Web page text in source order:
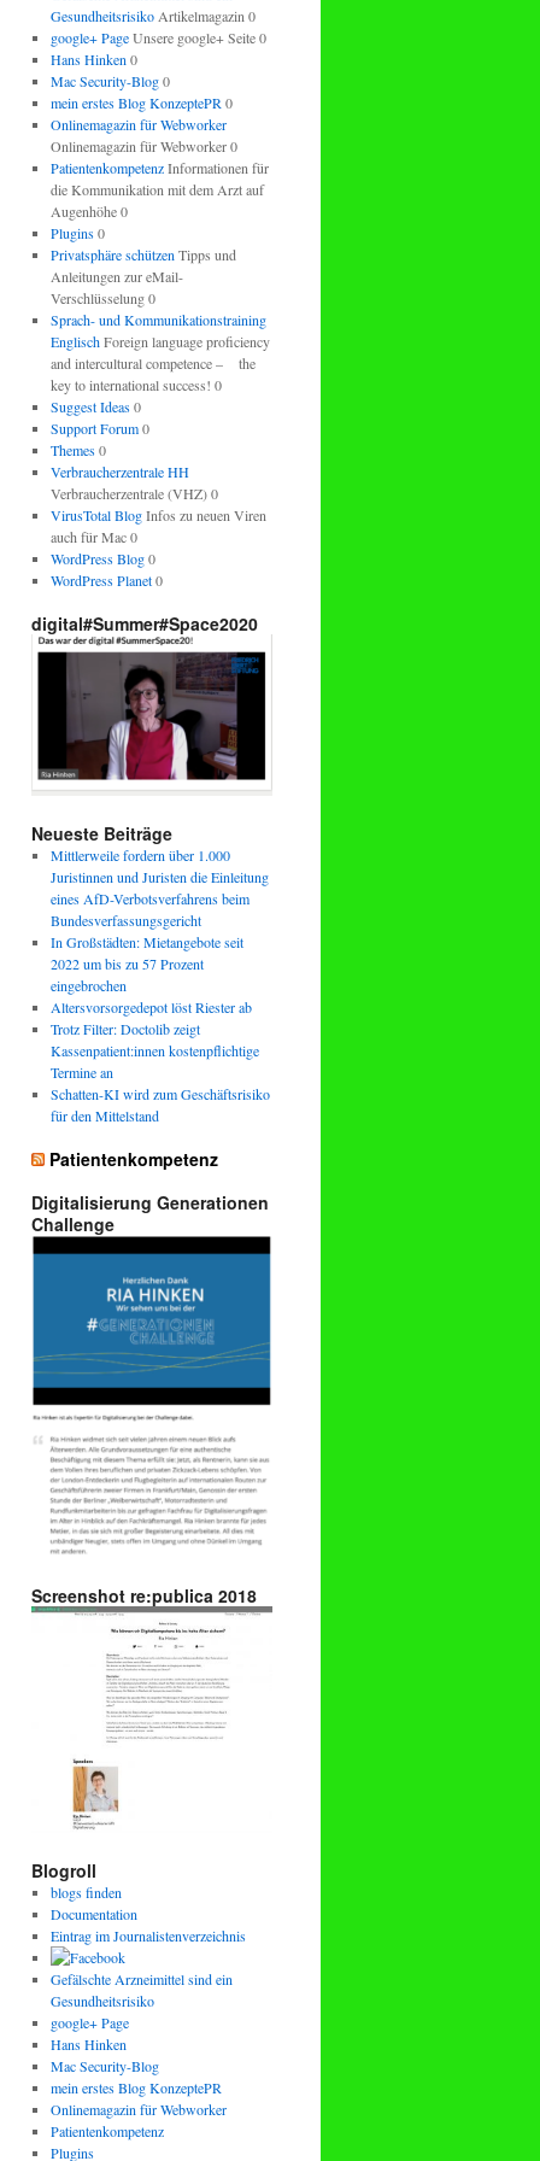
GesundheitsrisikoArtikelmagazin 0
google+ PageUnsere google+ Seite 0
Hans Hinken 0
Mac Security-Blog0
mein erstes Blog KonzeptePR 0
Onlinemagazin für Webworker
Onlinemagazin für Webworker 0
PatientenkompetenzInformationen für
die Kommunikation mit dem Arzt auf
Augenhöhe 0
Plugins0
Privatsphäre schützen Tipps und
Anleitungen zur eMail-
Verschlüsselung 0
Sprach- und Kommunikationstraining
EnglischForeign language proficiency
and intercultural competence – the
key to international success! 0
Suggest Ideas0
Support Forum0
Themes0
Verbraucherzentrale HH
Verbraucherzentrale (VHZ) 0
VirusTotal BlogInfos zu neuen Viren
auch für Mac 0
WordPress Blog0
WordPress Planet0
digital#Summer#Space2020
Neueste Beiträge
Mittlerweile fordern über 1.000
Juristinnen und Juristen die Einleitung
eines AfD-Verbotsverfahrens beim
Bundesverfassungsgericht
In Großstädten: Mietangebote seit
2022 um bis zu 57 Prozent
eingebrochen
Altersvorsorgedepot löst Riester ab
Trotz Filter: Doctolib zeigt
Kassenpatient:innen kostenpflichtige
Termine an
Schatten-KI wird zum Geschäftsrisiko
für den Mittelstand
Patientenkompetenz
Digitalisierung Generationen
Challenge
Screenshot re:publica 2018
Blogroll
blogs finden
Documentation
Eintrag im Journalistenverzeichnis
Gefälschte Arzneimittel sind ein
Gesundheitsrisiko
google+ Page
Hans Hinken
Mac Security-Blog
mein erstes Blog KonzeptePR
Onlinemagazin für Webworker
Patientenkompetenz
Plugins